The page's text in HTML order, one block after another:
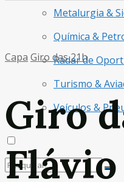
Metalurgia &
Química &
Radar de
Turismo &
Veículos &
Capa Giro das 21h
Giro
Flávio